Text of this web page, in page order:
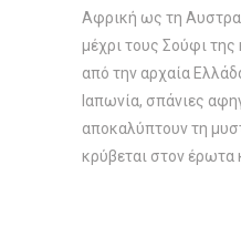
Αφρική ως τη
μέχρι τους Σούφι της
από την αρχαία
Ιαπωνία, σπάνιες
αποκαλύπτουν τη
κρύβεται στον έρωτα